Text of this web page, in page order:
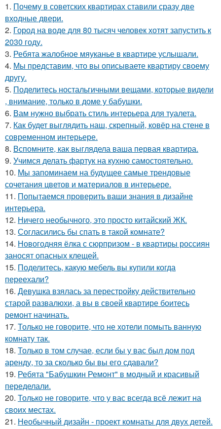
1. Почему в советских квартирах ставили сразу две
входные двери.
2. Город на воде для 80 тысяч человек хотят запустить к
2030 году.
3. Ребята жалобное мяуканье в квартире услышали.
4. Мы представим, что вы описываете квартиру своему
другу.
5. Поделитесь ностальгичными вещами, которые видели
, внимание, только в доме у бабушки.
6. Вам нужно выбрать стиль интерьера для туалета.
7. Как будет выглядить наш, скрепный, ковёр на стене в
современном интерьере.
8. Вспомните, как выглядела ваша первая квартира.
9. Учимся делать фартук на кухню самостоятельно.
10. Мы запоминаем на будущее самые трендовые
сочетания цветов и материалов в интерьере.
11. Попытаемся проверить ваши знания в дизайне
интерьера.
12. Ничего необычного, это просто китайский ЖК.
13. Согласились бы спать в такой комнате?
14. Новогодняя ёлка с сюрпризом - в квартиры россиян
заносят опасных клещей.
15. Поделитесь, какую мебель вы купили когда
переехали?
16. Девушка взялась за перестройку действительно
старой развалюхи, а вы в своей квартире боитесь
ремонт начинать.
17. Только не говорите, что не хотели помыть ванную
комнату так.
18. Только в том случае, если бы у вас был дом под
аренду, то за сколько бы вы его сдавали?
19. Ребята "Бабушкин Ремонт" в модный и красивый
переделали.
20. Только не говорите, что у вас всегда всё лежит на
своих местах.
21. Необычный дизайн - проект комнаты для двух детей.